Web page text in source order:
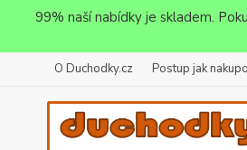
99% naší nabídky je skladem.
O Duchodky.cz Postup jak